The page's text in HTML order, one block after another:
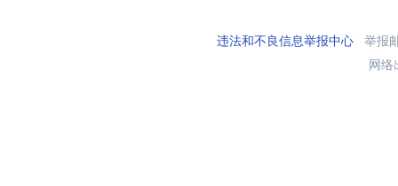
违法和不良信息举报中心举报
网